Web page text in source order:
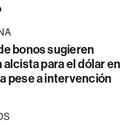
bonos sugieren
alcista para el dólar en
pese a intervención